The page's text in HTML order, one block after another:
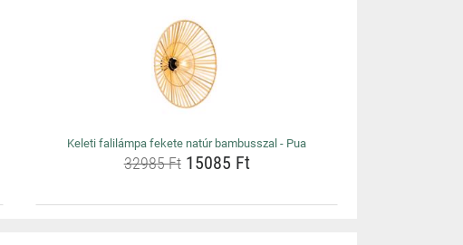
Keleti falilámpa fekete natúr bambusszal - Pua
32985 Ft15085 Ft